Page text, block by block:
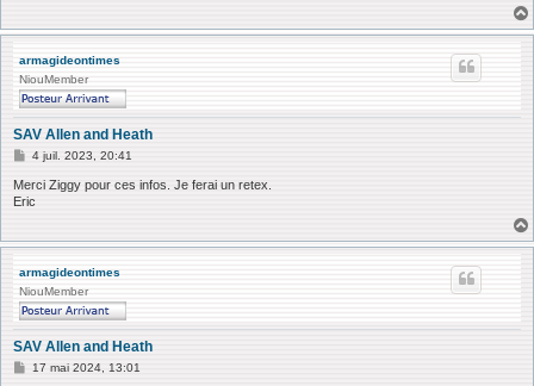
armagideontimes
NiouMember
SAV Allen and Heath
M
s
s
e
4 juil. 2023, 20:41
Merci Ziggy pour ces infos. Je ferai un retex.
Eric
armagideontimes
NiouMember
SAV Allen and Heath
M17 mai 2024, 13:01